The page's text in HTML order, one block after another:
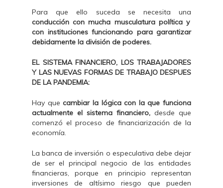
Para que ello suceda se necesita una
conducción con mucha musculatura política y
con instituciones funcionando para garantizar
debidamente la división de poderes.
EL SISTEMA FINANCIERO, LOS TRABAJADORES
Y LAS NUEVAS FORMAS DE TRABAJO DESPUES
DE LA PANDEMIA:
Hay que cambiar la lógica con la que funciona
actualmente el sistema financiero, desde que
comenzó el proceso de financiarización de la
economía.
La banca de inversión o especulativa debe dejar
de ser el principal negocio de las entidades
financieras, porque en principio representan
inversiones de altísimo riesgo que pueden